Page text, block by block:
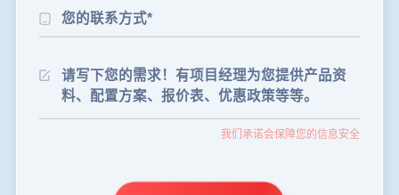
我们承诺会保障您的信息安全
46分钟前 武先生留言：年产100万吨机制砂，用什么设备？
1分钟前 谢先生留言：球磨机多少钱一台？提供型号和参数。
2分钟前 王先生留言：建一条石料破碎生产线，规模300吨/小时，提供设备选型和报价。
陈先生留言：每小时100吨建筑垃圾粉碎机？推荐用什么型号？